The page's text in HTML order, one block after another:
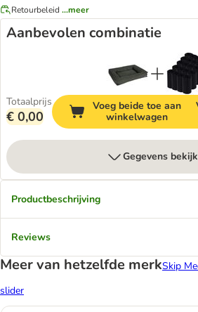
Retourbeleid ...meer
Aanbevolen combinatie
Totaalprijs
€ 0,00
Voeg beide toe aan
winkelwagen
Gegevens
Productbeschrijving
Reviews
Meer van hetzelfde merkSkip
slider